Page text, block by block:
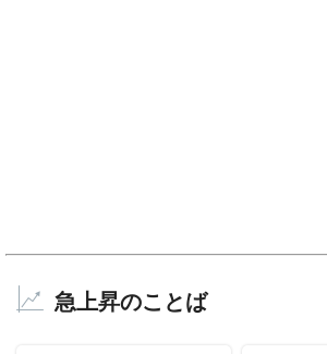
急上昇のことば